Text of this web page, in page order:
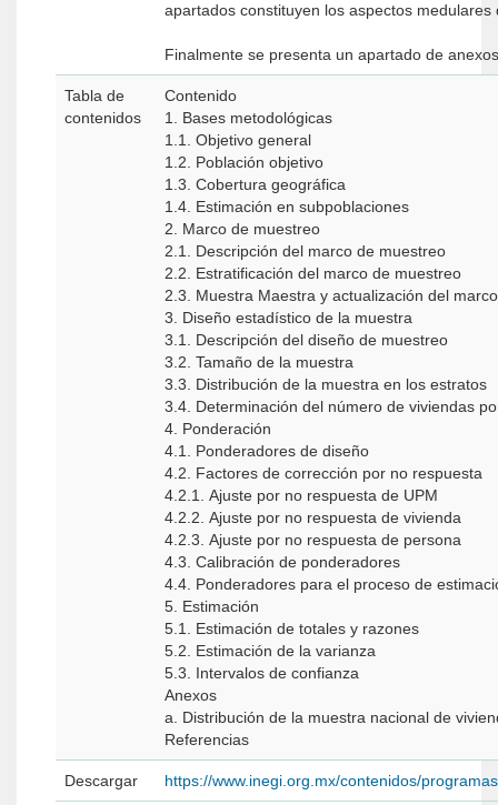
apartados constituyen los aspectos
Finalmente se presenta un apartado de
Tabla de
contenidos
Contenido
1. Bases metodológicas
1.1. Objetivo general
1.2. Población objetivo
1.3. Cobertura geográfica
1.4. Estimación en subpoblaciones
2. Marco de muestreo
2.1. Descripción del marco de muestreo
2.2. Estratificación del marco de muestreo
2.3. Muestra Maestra y actualización del marco
3. Diseño estadístico de la muestra
3.1. Descripción del diseño de muestreo
3.2. Tamaño de la muestra
3.3. Distribución de la muestra en los estratos
3.4. Determinación del número de viviendas
4. Ponderación
4.1. Ponderadores de diseño
4.2. Factores de corrección por no respuesta
4.2.1. Ajuste por no respuesta de UPM
4.2.2. Ajuste por no respuesta de vivienda
4.2.3. Ajuste por no respuesta de persona
4.3. Calibración de ponderadores
4.4. Ponderadores para el proceso de
5. Estimación
5.1. Estimación de totales y razones
5.2. Estimación de la varianza
5.3. Intervalos de confianza
Anexos
a. Distribución de la muestra nacional de
Referencias
Descargar https://www.inegi.org.mx/contenidos/